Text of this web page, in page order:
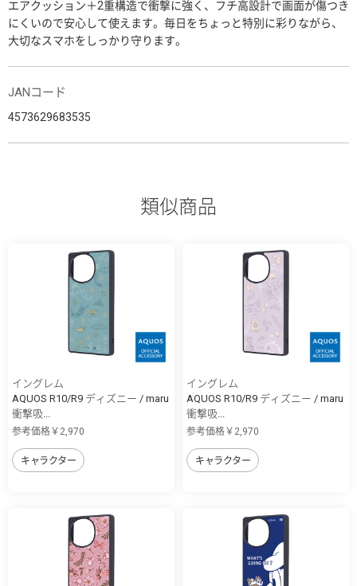
エアクッション＋2重構造で衝撃に強く、フチ高設計で画面が傷つき
にくいので安心して使えます。毎日をちょっと特別に彩りながら、
大切なスマホをしっかり守ります。
JANコード
4573629683535
類似商品
イングレム
AQUOS R10/R9 ディズニー / maru
衝撃吸...
参考価格￥2,970
キャラクター
イングレム
AQUOS R10/R9 ディズニー / maru
衝撃吸...
参考価格￥2,970
キャラクター